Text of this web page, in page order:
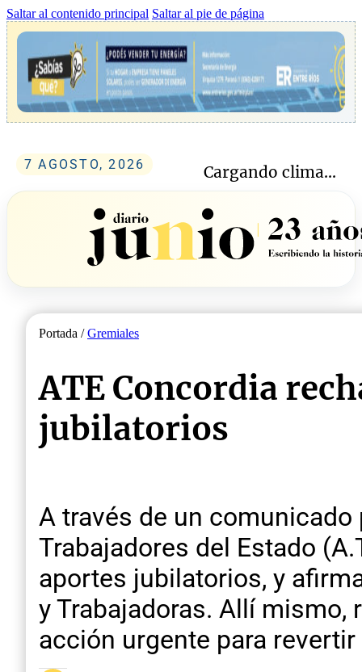
Saltar al contenido principal Saltar al pie de página
7 AGOSTO, 2026 Cargando clima...
Portada /Gremiales
ATE Concordia
jubilatorios
A través de un
Trabajadores del Estado
aportes jubilatorios, y
y Trabajadoras. Allí mismo,
acción urgente para